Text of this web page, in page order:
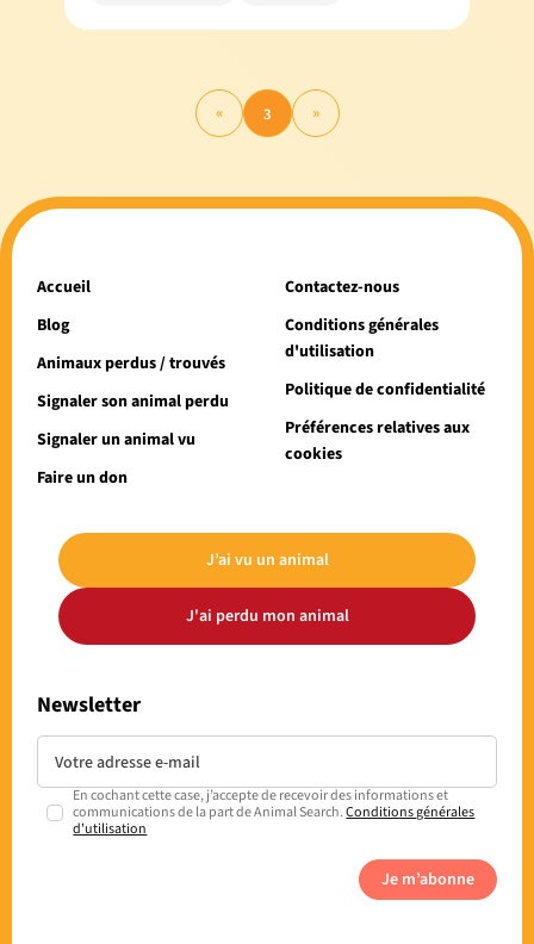
« 3 »
Accueil
Blog
Animaux perdus / trouvés
Signaler son animal perdu
Signaler un animal vu
Faire un don
Contactez-nous
Conditions générales
d'utilisation
Politique de confidentialité
Préférences relatives aux
cookies
J’ai vu un animal
J'ai perdu mon animal
Newsletter
En cochant cette case, j’accepte de recevoir des informations et
communications de la part de Animal Search.Conditions générales
d'utilisation
Je m’abonne